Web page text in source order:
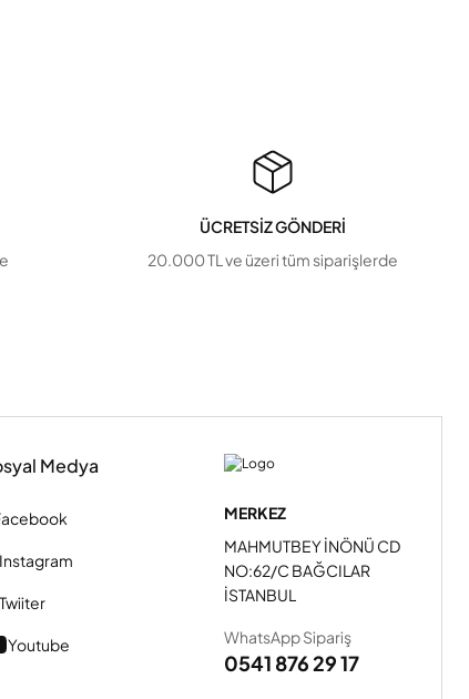
ÜCRETSİZ GÖNDERİ
20.000 TL ve üzeri tüm siparişlerde
Medya
Twiiter
Youtube
MERKEZ
MAHMUTBEY İNÖNÜ CD
NO:62/C BAĞCILAR
İSTANBUL
WhatsApp Sipariş
0541 876 29 17